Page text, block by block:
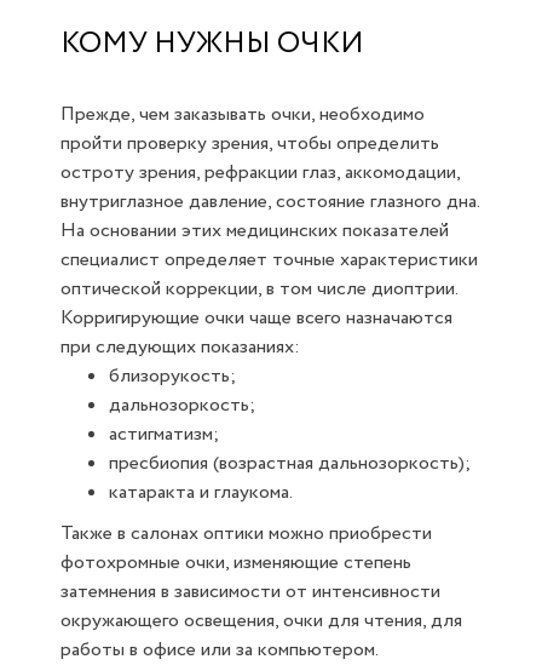
КОМУ НУЖНЫ ОЧКИ
Прежде, чем заказывать очки, необходимо
пройти проверку зрения, чтобы определить
остроту зрения, рефракции глаз, аккомодации,
внутриглазное давление, состояние глазного дна.
На основании этих медицинских показателей
специалист определяет точные характеристики
оптической коррекции, в том числе диоптрии.
Корригирующие очки чаще всего назначаются
при следующих показаниях:
близорукость;
дальнозоркость;
астигматизм;
пресбиопия (возрастная дальнозоркость);
катаракта и глаукома.
Также в салонах оптики можно приобрести
фотохромные очки, изменяющие степень
затемнения в зависимости от интенсивности
окружающего освещения, очки для чтения, для
работы в офисе или за компьютером.